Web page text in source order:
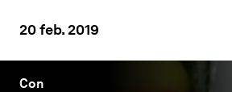
20 feb. 2019
Con